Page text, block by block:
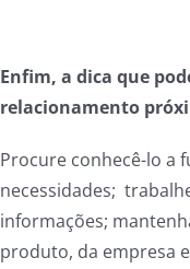
Enfim, a dica que
relacionamento
Procure conhecê-lo a
necessidades;
informações;
produto, da empresa